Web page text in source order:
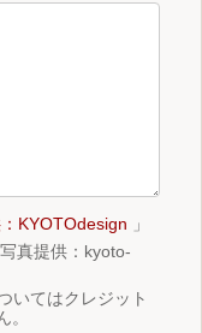
KYOTOdesign 」
真提供：kyoto-
いてはクレジット